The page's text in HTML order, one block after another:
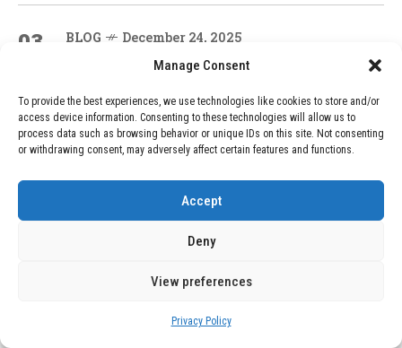
Manage Consent
To provide the best experiences, we use technologies like cookies to store and/or
access device information. Consenting to these technologies will allow us to
process data such as browsing behavior or unique IDs on this site. Not consenting
or withdrawing consent, may adversely affect certain features and functions.
Accept
Deny
View preferences
Privacy Policy
03 BLOG December 24, 2025
GAME se Une a la Oferta de Balizas V16
Geolocalizadas, Obligatorias a Partir de
2026
BLOG December 24, 2025
Devastadora Explosión en Residencia
de Ancianos de Pensilvania Deja al
Menos Dos Víctimas Fatales